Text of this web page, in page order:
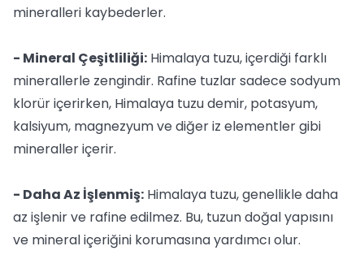
mineralleri kaybederler.
- Mineral Çeşitliliği: Himalaya tuzu, içerdiği farklı
minerallerle zengindir. Rafine tuzlar sadece sodyum
klorür içerirken, Himalaya tuzu demir, potasyum,
kalsiyum, magnezyum ve diğer iz elementler gibi
mineraller içerir.
- Daha Az İşlenmiş: Himalaya tuzu, genellikle daha
az işlenir ve rafine edilmez. Bu, tuzun doğal yapısını
ve mineral içeriğini korumasına yardımcı olur.